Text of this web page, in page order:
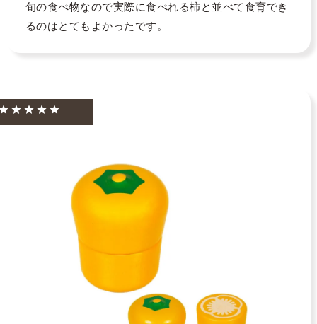
旬の食べ物なので実際に食べれる柿と並べて食育でき
るのはとてもよかったです。